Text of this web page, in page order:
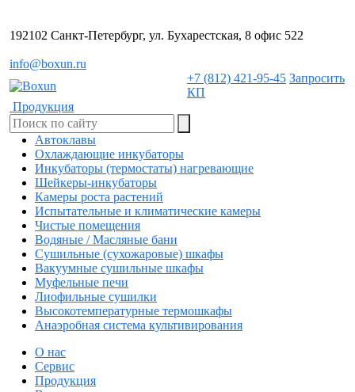
192102 Санкт-Петербург, ул. Бухарестская, 8 офис 522
info@boxun.ru
Продукция
Автоклавы
Охлаждающие инкубаторы
Инкубаторы (термостаты) нагревающие
Шейкеры-инкубаторы
Камеры роста растений
Испытательные и климатические камеры
Чистые помещения
Водяные / Масляные бани
Сушильные (сухожаровые) шкафы
Вакуумные сушильные шкафы
Муфельные печи
Лиофильные сушилки
Высокотемпературные термошкафы
Анаэробная система культивирования
+7 (812) 421-95-45 Запросить
КП
О нас
Сервис
Продукция